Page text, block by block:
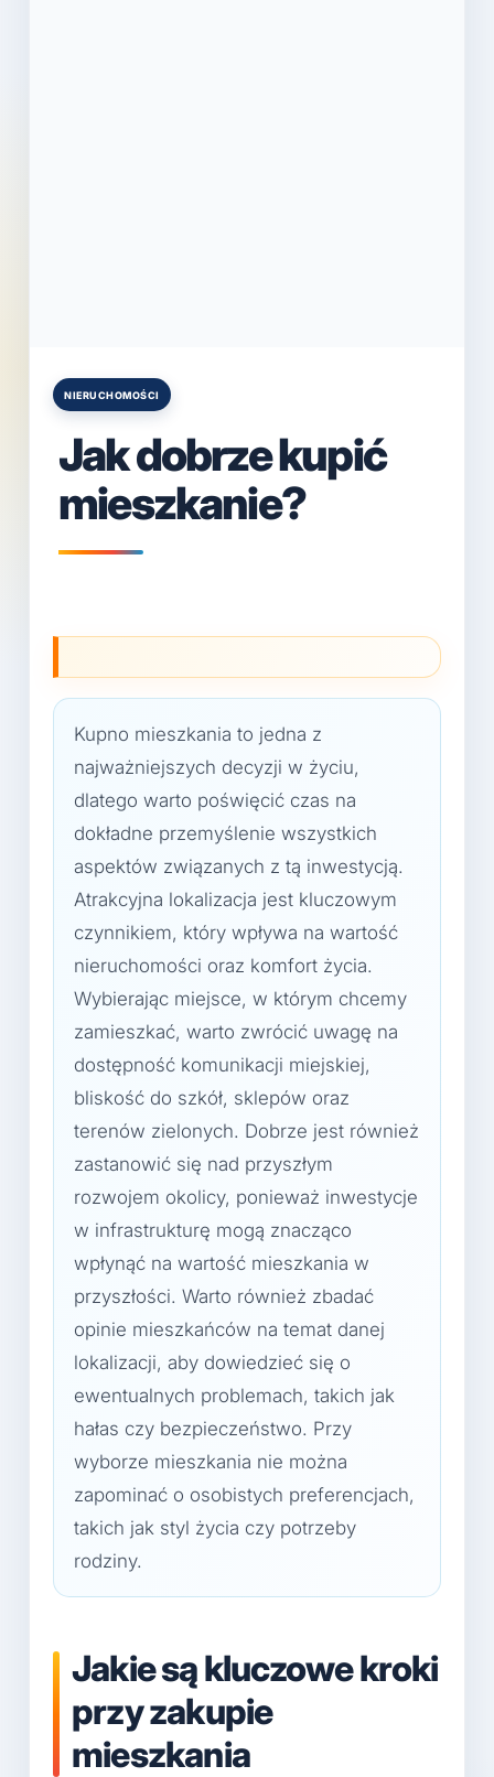
Posted
NIERUCHOMOŚCI
Jak dobrze kupić
mieszkanie?
Kupno mieszkania to jedna z
najważniejszych decyzji w życiu,
dlatego warto poświęcić czas na
dokładne przemyślenie wszystkich
aspektów związanych z tą inwestycją.
Atrakcyjna lokalizacja jest kluczowym
czynnikiem, który wpływa na wartość
nieruchomości oraz komfort życia.
Wybierając miejsce, w którym chcemy
zamieszkać, warto zwrócić uwagę na
dostępność komunikacji miejskiej,
bliskość do szkół, sklepów oraz
terenów zielonych. Dobrze jest również
zastanowić się nad przyszłym
rozwojem okolicy, ponieważ inwestycje
w infrastrukturę mogą znacząco
wpłynąć na wartość mieszkania w
przyszłości. Warto również zbadać
opinie mieszkańców na temat danej
lokalizacji, aby dowiedzieć się o
ewentualnych problemach, takich jak
hałas czy bezpieczeństwo. Przy
wyborze mieszkania nie można
zapominać o osobistych preferencjach,
takich jak styl życia czy potrzeby
rodziny.
Jakie są kluczowe kroki
przy zakupie
mieszkania